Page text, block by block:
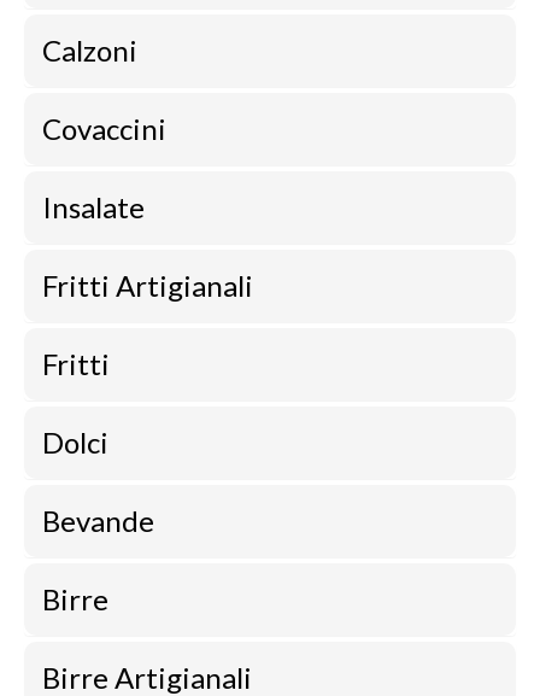
Calzoni
Covaccini
Insalate
Fritti Artigianali
Fritti
Dolci
Bevande
Birre
Birre Artigianali